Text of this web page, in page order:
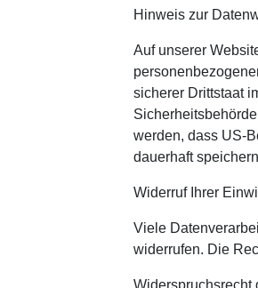
Hinweis zur
Auf unserer
sicherer Drittstaat
werden, dass US-
dauerhaft
Widerruf Ihrer
Viele
widerrufen. Die